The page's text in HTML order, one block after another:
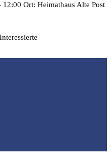
12:00 Ort: Heimathaus Alte Post